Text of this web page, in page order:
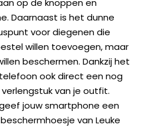
op de knoppen en
Daarnaast is het dunne
voor diegenen die
willen toevoegen, maar
beschermen. Dankzij het
ook direct een nog
van je outfit.
jouw smartphone een
van Leuke